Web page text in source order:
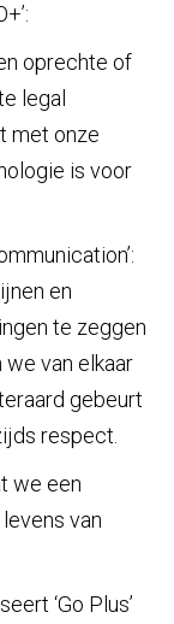
oprechte of
legal
met onze
is voor
en
te zeggen
van elkaar
gebeurt
respect.
we een
van
‘Go Plus’